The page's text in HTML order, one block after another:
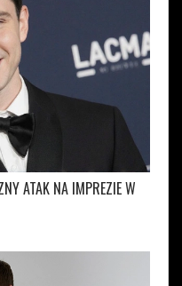
ATAK NA IMPREZIE W